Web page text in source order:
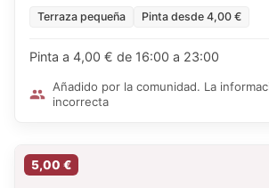
Terraza pequeña Pinta desde 4,00 €
Pinta a 4,00 € de 16:00 a 23:00
Añadido por la comunidad. La
incorrecta
5,00 €